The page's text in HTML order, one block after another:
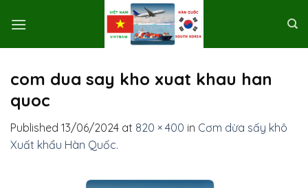
com dua say kho xuat khau han
quoc
Published 13/06/2024 at 820 × 400 in Cơm dừa sấy khô
Xuất khẩu Hàn Quốc.